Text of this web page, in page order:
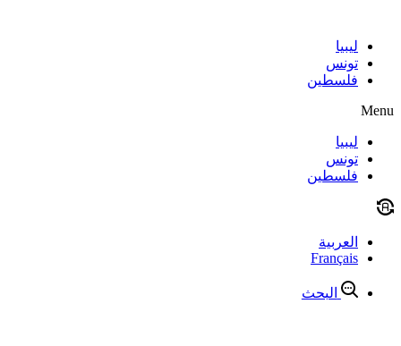
contentليبيا
تونس
فلسطين
Menu
ليبيا
تونس
فلسطين
العربية
Français
البحث